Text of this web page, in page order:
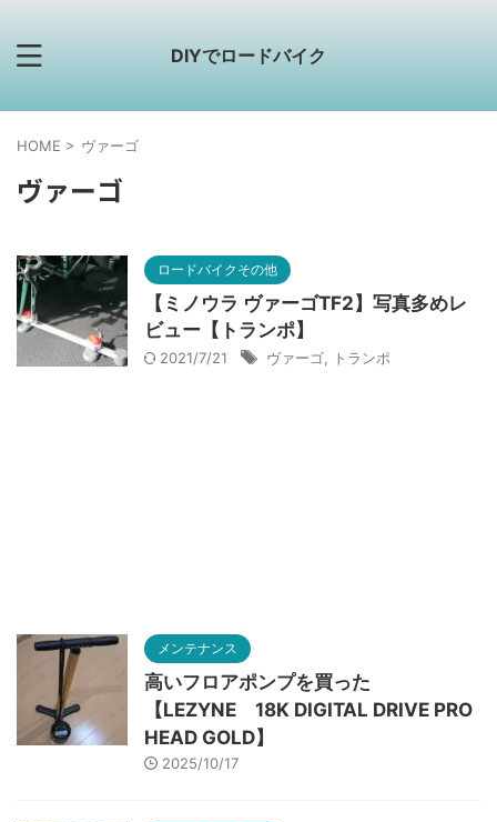
DIYでロードバイク
HOME > ヴァーゴ
ヴァーゴ
ロードバイクその他
【ミノウラ ヴァーゴTF2】写真多めレ
ビュー【トランポ】
2021/7/21 ヴァーゴ トランポ
メンテナンス
高いフロアポンプを買った
【LEZYNE 18K DIGITAL DRIVE PRO
HEAD GOLD】
2025/10/17